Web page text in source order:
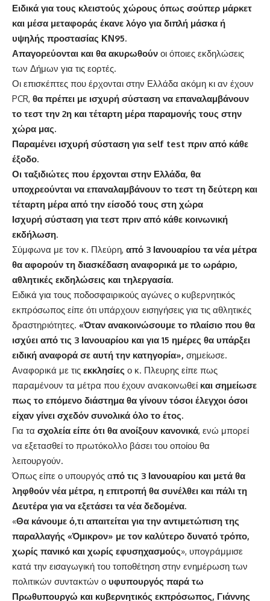
Ειδικά για τους κλειστούς χώρους όπως σούπερ μάρκετ
και μέσα μεταφοράς έκανε λόγο για διπλή μάσκα ή
υψηλής προστασίας ΚΝ95.
Απαγορεύονται και θα ακυρωθούν οι όποιες εκδηλώσεις
των Δήμων για τις εορτές.
Οι επισκέπτες που έρχονται στην Ελλάδα ακόμη κι αν έχουν
PCR, θα πρέπει με ισχυρή σύσταση να επαναλαμβάνουν
το τεστ την 2η και τέταρτη μέρα παραμονής τους στην
χώρα μας.
Παραμένει ισχυρή σύσταση για self test πριν από κάθε
έξοδο.
Οι ταξιδιώτες που έρχονται στην Ελλάδα, θα
υποχρεούνται να επαναλαμβάνουν το τεστ τη δεύτερη και
τέταρτη μέρα από την είσοδό τους στη χώρα
Ισχυρή σύσταση για τεστ πριν από κάθε κοινωνική
εκδήλωση.
Σύμφωνα με τον κ. Πλεύρη, από 3 Ιανουαρίου τα νέα μέτρα
θα αφορούν τη διασκέδαση αναφορικά με το ωράριο,
αθλητικές εκδηλώσεις και τηλεργασία.
Ειδικά για τους ποδοσφαιρικούς αγώνες ο κυβερνητικός
εκπρόσωπος είπε ότι υπάρχουν εισηγήσεις για τις αθλητικές
δραστηριότητες. «Όταν ανακοινώσουμε το πλαίσιο που θα
ισχύει από τις 3 Ιανουαρίου και για 15 ημέρες θα υπάρξει
ειδική αναφορά σε αυτή την κατηγορία», σημείωσε.
Αναφορικά με τις εκκλησίες ο κ. Πλευρης είπε πως
παραμένουν τα μέτρα που έχουν ανακοινωθεί και σημείωσε
πως το επόμενο διάστημα θα γίνουν τόσοι έλεγχοι όσοι
είχαν γίνει σχεδόν συνολικά όλο το έτος.
Για τα σχολεία είπε ότι θα ανοίξουν κανονικά, ενώ μπορεί
να εξετασθεί το πρωτόκολλο βάσει του οποίου θα
λειτουργούν.
Όπως είπε ο υπουργός από τις 3 Ιανουαρίου και μετά θα
ληφθούν νέα μέτρα, η επιτροπή θα συνέλθει και πάλι τη
Δευτέρα για να εξετάσει τα νέα δεδομένα.
«Θα κάνουμε ό,τι απαιτείται για την αντιμετώπιση της
παραλλαγής «Όμικρον» με τον καλύτερο δυνατό τρόπο,
χωρίς πανικό και χωρίς εφυσηχασμούς», υπογράμμισε
κατά την εισαγωγική του τοποθέτηση στην ενημέρωση των
πολιτικών συντακτών ο υφυπουργός παρά τω
Πρωθυπουργώ και κυβερνητικός εκπρόσωπος, Γιάννης